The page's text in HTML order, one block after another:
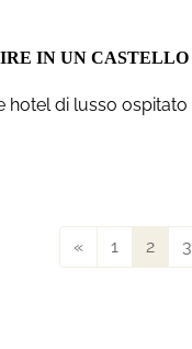
IN UN CASTELLO
hotel di lusso ospitato
« 1 2 3